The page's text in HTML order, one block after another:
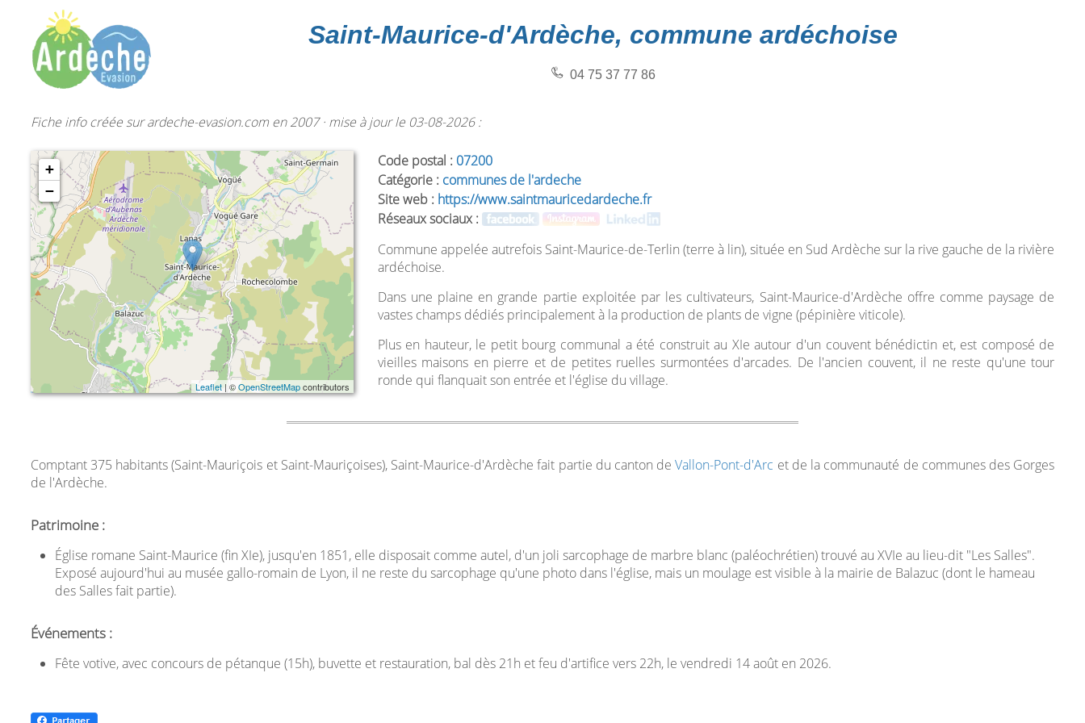
Saint-Maurice-d'Ardèche, commune ardéchoise
04 75 37 77 86
Fiche info créée sur ardeche-evasion.com en 2007 · mise à jour le 03-08-2026 :
+
−
Leaflet| ©OpenStreetMapcontributors
Code postal : 07200
Catégorie : communes de l'ardeche
Site web : https://www.saintmauricedardeche.fr
Réseaux sociaux :
Commune appelée autrefois Saint-Maurice-de-Terlin (terre à lin), située en Sud Ardèche sur la rive gauche de la rivière
ardéchoise.
Dans une plaine en grande partie exploitée par les cultivateurs, Saint-Maurice-d'Ardèche offre comme paysage de
vastes champs dédiés principalement à la production de plants de vigne (pépinière viticole).
Plus en hauteur, le petit bourg communal a été construit au XIe autour d'un couvent bénédictin et, est composé de
vieilles maisons en pierre et de petites ruelles surmontées d'arcades. De l'ancien couvent, il ne reste qu'une tour
ronde qui flanquait son entrée et l'église du village.
Comptant 375 habitants (Saint-Mauriçois et Saint-Mauriçoises), Saint-Maurice-d'Ardèche fait partie du canton deVallon-Pont-d'Arc et de la communauté de communes des Gorges
de l'Ardèche.
Patrimoine :
Église romane Saint-Maurice (fin XIe), jusqu'en 1851, elle disposait comme autel, d'un joli sarcophage de marbre blanc (paléochrétien) trouvé au XVIe au lieu-dit "Les Salles".
Exposé aujourd'hui au musée gallo-romain de Lyon, il ne reste du sarcophage qu'une photo dans l'église, mais un moulage est visible à la mairie de Balazuc (dont le hameau
des Salles fait partie).
Événements :
Fête votive, avec concours de pétanque (15h), buvette et restauration, bal dès 21h et feu d'artifice vers 22h, le vendredi 14 août en 2026.